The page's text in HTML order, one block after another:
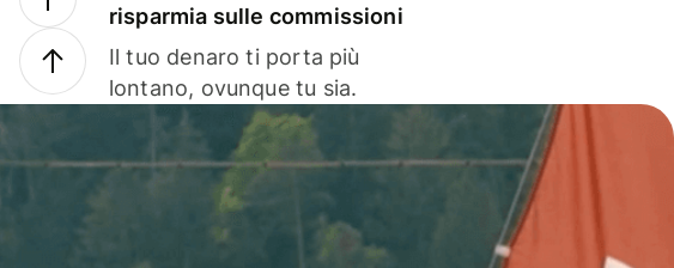
risparmia sulle commissioni
Il tuo denaro ti porta più
lontano, ovunque tu sia.